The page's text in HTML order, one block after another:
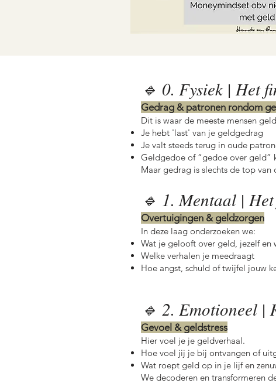
🔹 0. Fysiek | Het
Gedrag & patronen rondom
Dit is waar de meeste mensen
Je hebt 'last' van je geldgedrag
Je valt steeds terug in oude
Geldgedoe of “gedoe over geld”
Maar gedrag is slechts de top
🔹 1. Mentaal |
Overtuigingen & geldzorgen
In deze laag onderzoeken we:
Wat je gelooft over geld, jezelf en
Welke verhalen je meedraagt
Hoe angst, schuld of twijfel jouw
🔹 2. Emotioneel |
Gevoel & geldstress
Hier voel je je geldverhaal.
Hoe voel jij je bij ontvangen of
Wat roept geld op in je lijf en
We decoderen en transformeren